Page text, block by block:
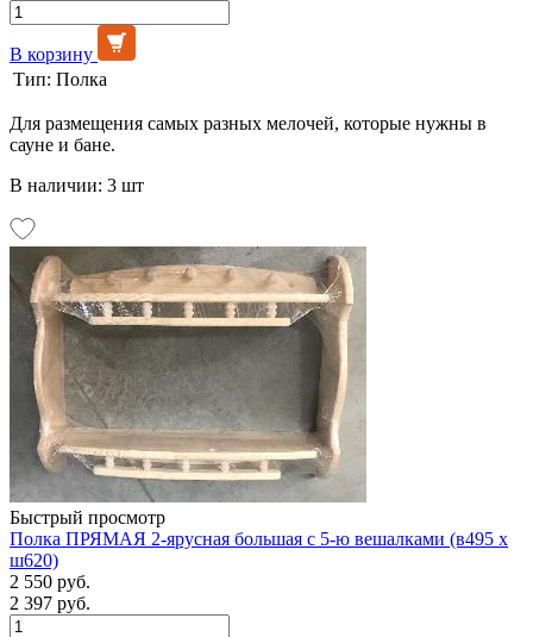
В корзину
Тип: Полка
Для размещения самых разных мелочей, которые нужны в
сауне и бане.
В наличии: 3 шт
Быстрый просмотр
Полка ПРЯМАЯ 2-ярусная большая с 5-ю вешалками (в495 х
ш620)
2 550 руб.
2 397 руб.